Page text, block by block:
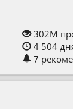
302M
4 504
7